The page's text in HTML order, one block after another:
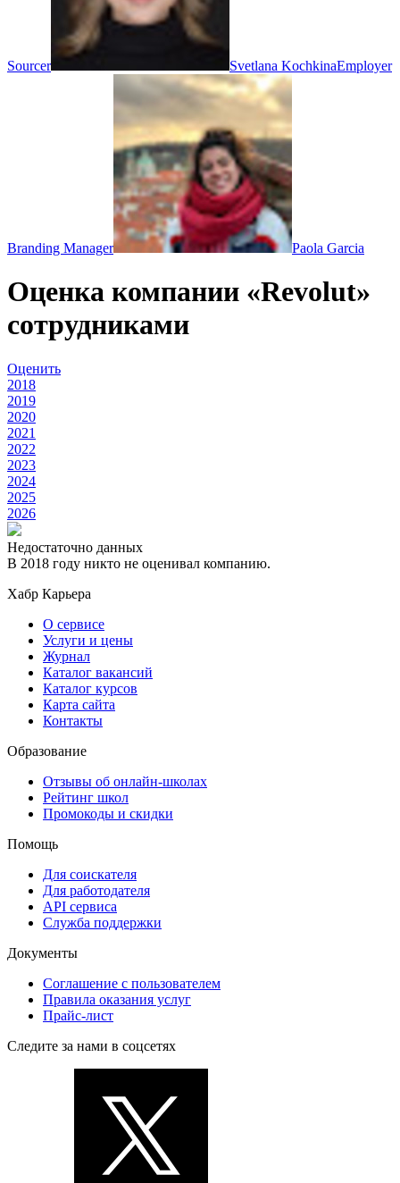
Sourcer Svetlana KochkinaEmployer
Branding Manager Paola Garcia
Оценка компании «Revolut»
сотрудниками
Оценить
2018
2019
2020
2021
2022
2023
2024
2025
2026
Недостаточно данных
В 2018 году никто не оценивал компанию.
Хабр Карьера
О сервисе
Услуги и цены
Журнал
Каталог вакансий
Каталог курсов
Карта сайта
Контакты
Образование
Отзывы об онлайн-школах
Рейтинг школ
Промокоды и скидки
Помощь
Для соискателя
Для работодателя
API сервиса
Служба поддержки
Документы
Соглашение с пользователем
Правила оказания услуг
Прайс-лист
Следите за нами в соцсетях